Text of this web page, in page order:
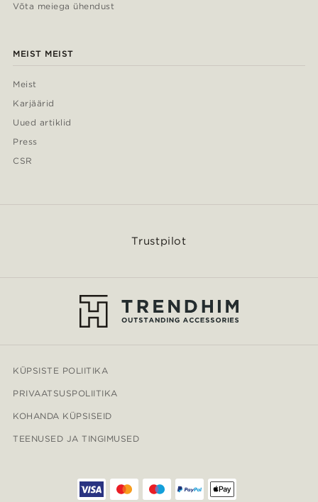
Võta meiega ühendust
MEIST MEIST
Meist
Karjäärid
Uued artiklid
Press
CSR
Trustpilot
KÜPSISTE POLIITIKA
PRIVAATSUSPOLIITIKA
KOHANDA KÜPSISEID
TEENUSED JA TINGIMUSED